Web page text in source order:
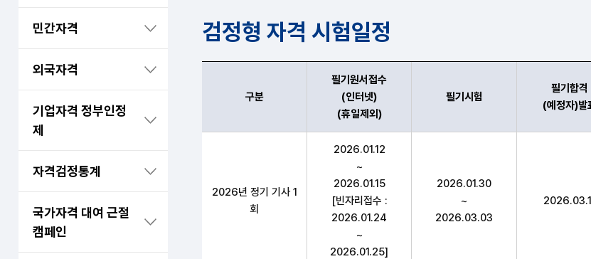
민간자격
외국자격
기업자격 정부인정
제
자격검정통계
국가자격 대여 근절
캠페인
검정형 자격 시험일정
건설안전산업기사 구분,필기원서접수(인터넷)(휴일제외),필기시험(예정
구분
필기원서접수
(인터넷)
(휴일제외)
필기시험
필기합격
(예정자)발
2026년 정기 기사 1
회
2026.01.12
~
2026.01.15
[빈자리접수 :
2026.01.24
~
2026.01.25]
2026.01.30
~
2026.03.03